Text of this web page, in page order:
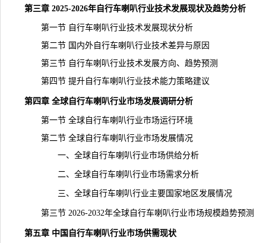
第三章 2025-2026年自行车喇叭行业技术发展现状及趋势分析
第一节 自行车喇叭行业技术发展现状分析
第二节 国内外自行车喇叭行业技术差异与原因
第三节 自行车喇叭行业技术发展方向、趋势预测
第四节 提升自行车喇叭行业技术能力策略建议
第四章 全球自行车喇叭行业市场发展调研分析
第一节 全球自行车喇叭行业市场运行环境
第二节 全球自行车喇叭行业市场发展情况
一、全球自行车喇叭行业市场供给分析
二、全球自行车喇叭行业市场需求分析
三、全球自行车喇叭行业主要国家地区发展情况
第三节 2026-2032年全球自行车喇叭行业市场规模趋势预测
第五章 中国自行车喇叭行业市场供需现状